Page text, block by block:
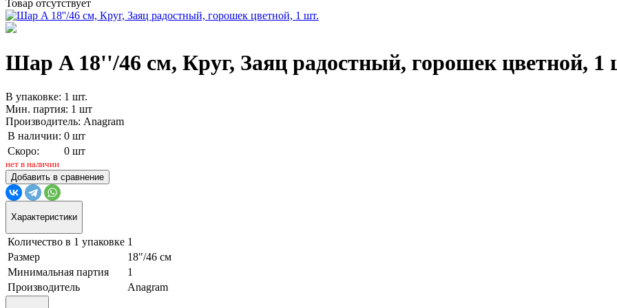
Товар отсутствует
Шар A 18''/46 см, Круг, Заяц радостный, горошек цветной, 1
В упаковке: 1 шт.
Мин. партия: 1 шт
Производитель: Anagram
В наличии: 0 шт
Скоро:
0 шт
нет в наличии
Добавить в сравнение
Характеристики
Количество в 1 упаковке 1
Размер
18"/46 см
Минимальная партия
1
Производитель
Anagram